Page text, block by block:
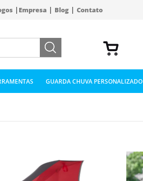
| Empresa| Blog| Contato
GUARDA CHUVA PERSONALIZADO